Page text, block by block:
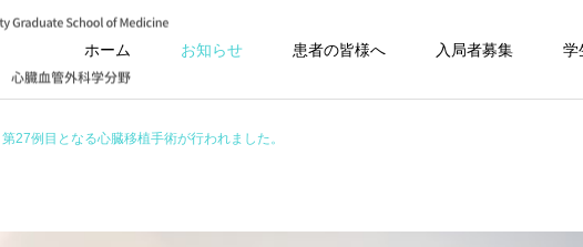
ホーム お知らせ 患者の皆様へ 入局者募集 学
27例目となる心臓移植手術が行われました。